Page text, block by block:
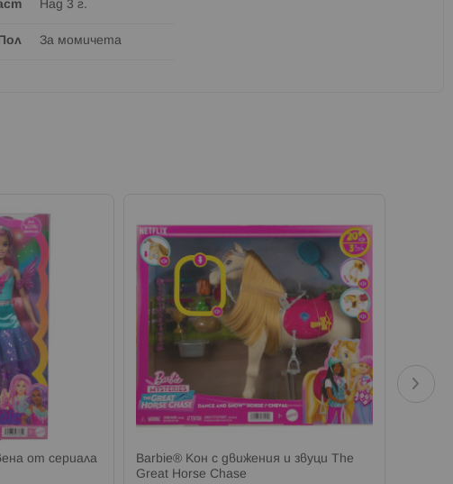
Над 3 г.
Пол За момичета
от сериала
Barbie® Кон с движения и звуци The
Great Horse Chase